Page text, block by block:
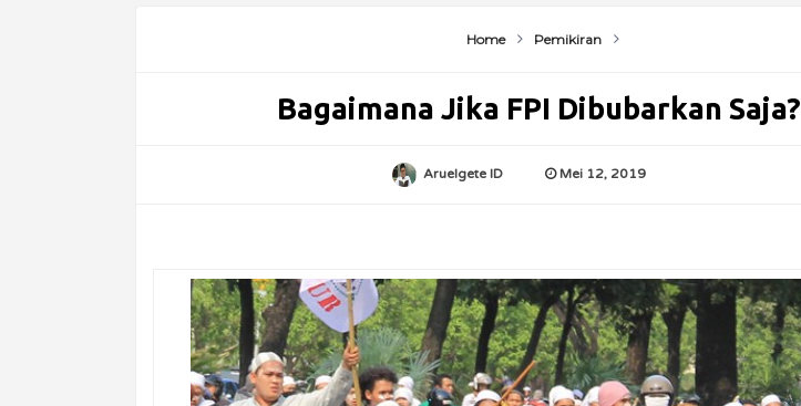
Home Pemikiran
Bagaimana Jika FPI Dibubarkan Saja?
Aruelgete ID Mei 12, 2019